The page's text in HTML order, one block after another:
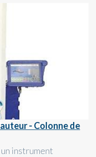
- Colonne de
instrument